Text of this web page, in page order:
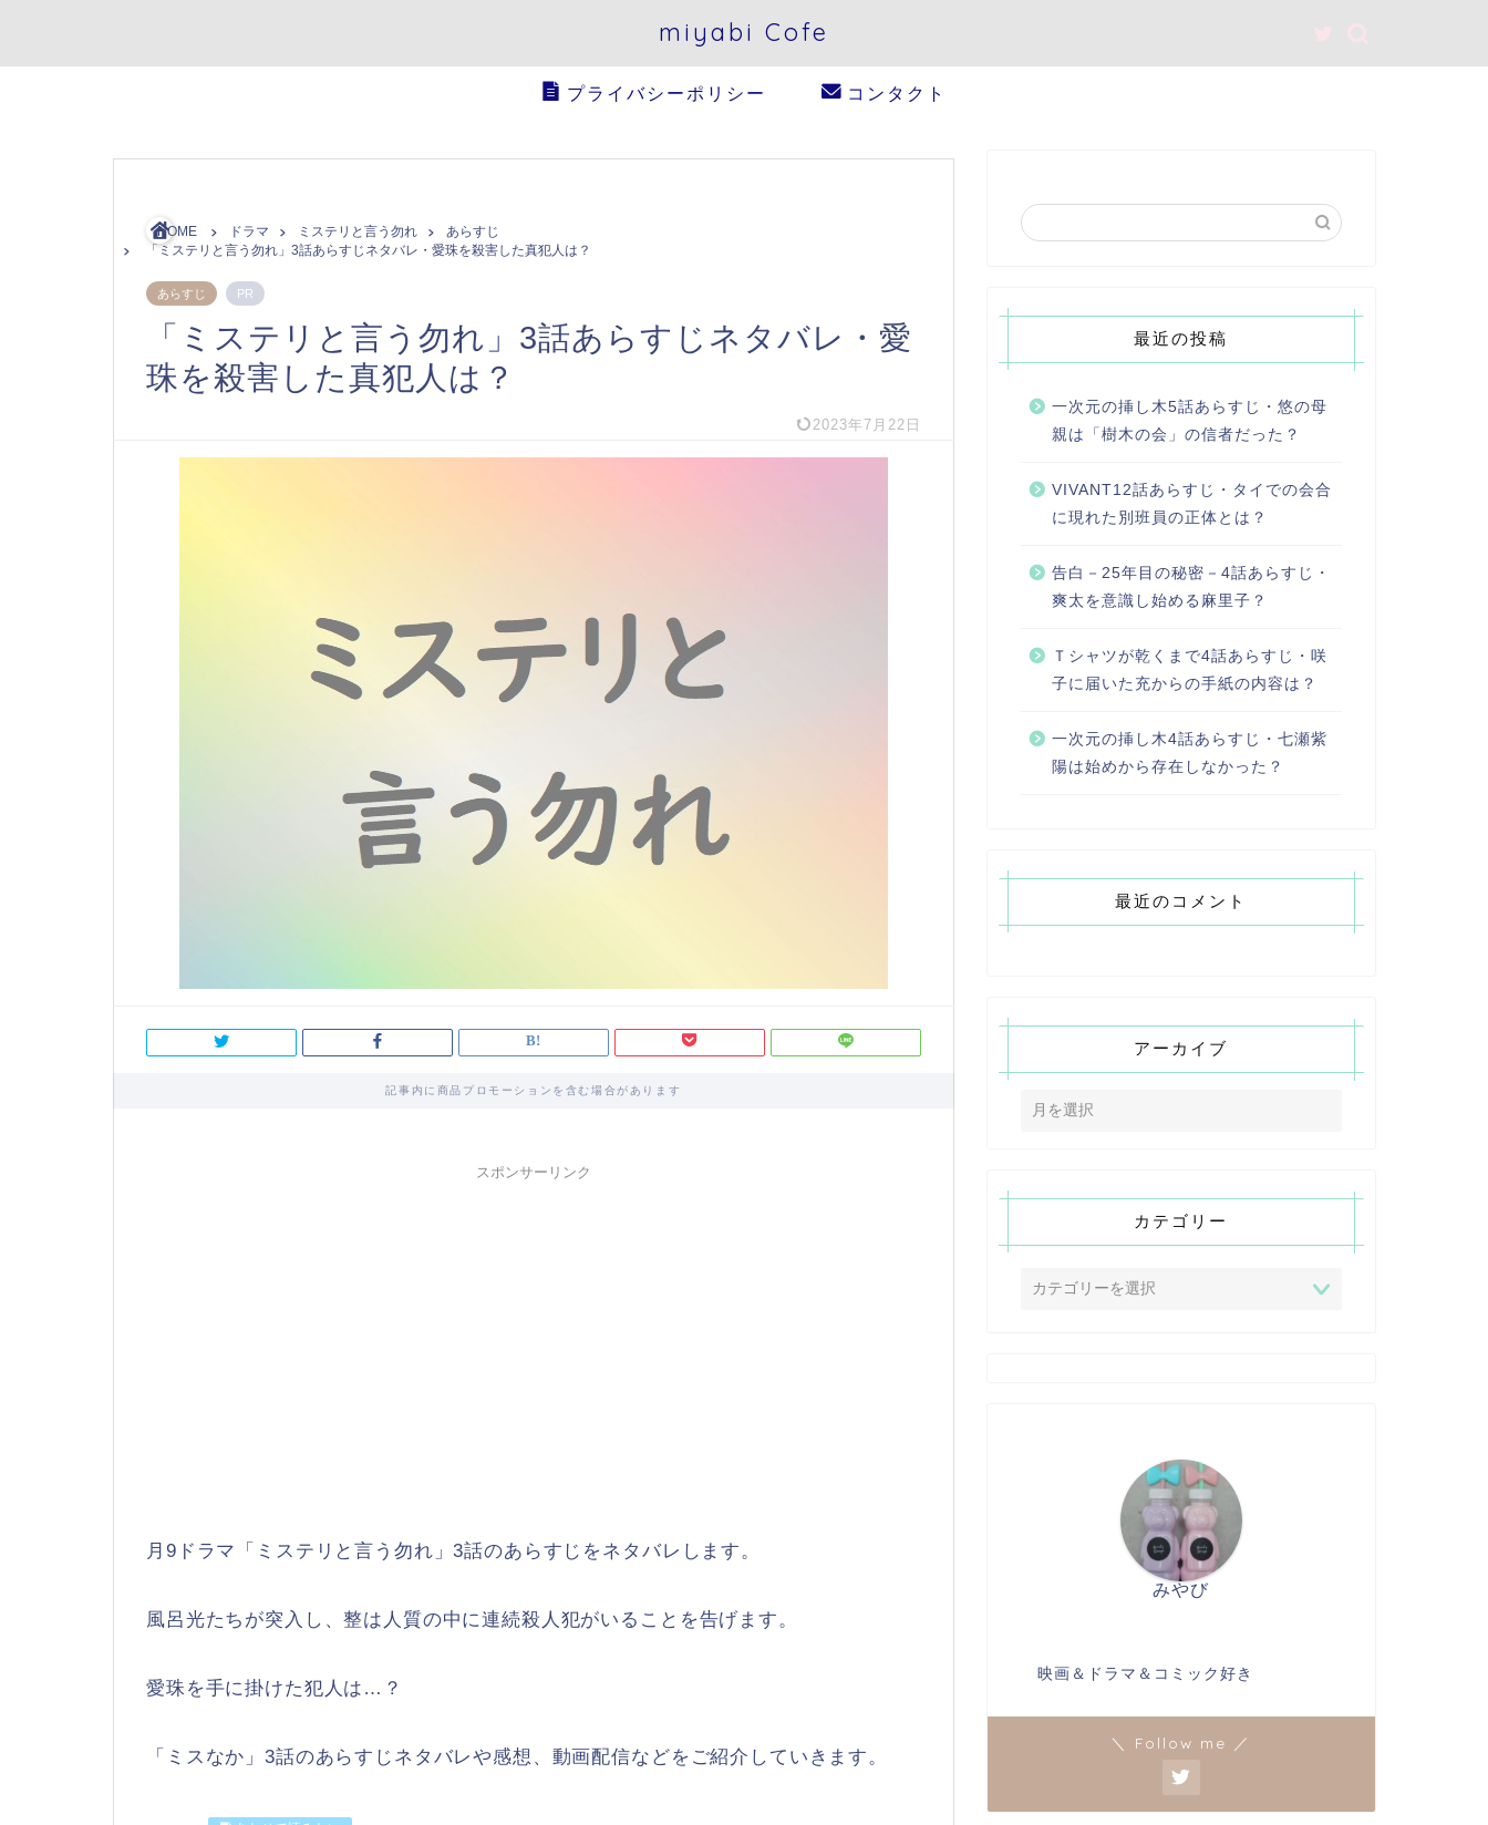
miyabi Cofe
プライバシーポリシー コンタクト
HOME ドラマ ミステリと言う勿れ
あらすじ
「ミステリと言う勿れ」3話あらすじネタバレ・愛珠を殺害した真犯人は？
あらすじ PR
「ミステリと言う勿れ」3話あらすじネタバレ・愛
珠を殺害した真犯人は？
2023年7月22日
記事内に商品プロモーションを含む場合があります
スポンサーリンク
月9ドラマ「ミステリと言う勿れ」3話のあらすじをネタバレします。
風呂光たちが突入し、整は人質の中に連続殺人犯がいることを告げます。
愛珠を手に掛けた犯人は…？
「ミスなか」3話のあらすじネタバレや感想、動画配信などをご紹介していきます。
最近の投稿
一次元の挿し木5話あらすじ・悠の母
親は「樹木の会」の信者だった？
VIVANT12話あらすじ・タイでの会合
に現れた別班員の正体とは？
告白－25年目の秘密－4話あらすじ・
爽太を意識し始める麻里子？
Ｔシャツが乾くまで4話あらすじ・咲
子に届いた充からの手紙の内容は？
一次元の挿し木4話あらすじ・七瀬紫
陽は始めから存在しなかった？
最近のコメント
アーカイブ
カテゴリー
みやび
映画＆ドラマ＆コミック好き
＼ Follow me ／